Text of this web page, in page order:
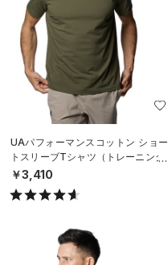
UAパフォーマンスコットン ショー
トスリーブTシャツ（トレーニング/
MEN）
￥3,410